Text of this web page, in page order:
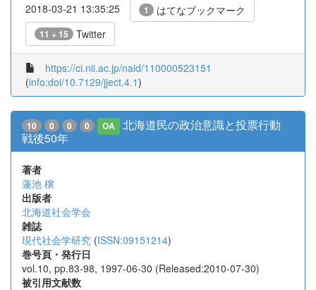
2018-03-21 13:35:25 1 はてなブックマーク
11 + 15 Twitter
https://ci.nii.ac.jp/naid/110000523151
(info:doi/10.7129/jject.4.1)
10 0 0 0 OA
北海道民の政治意識と投票行動
戦後50年
著者
蓮池 穣
出版者
北海道社会学会
雑誌
現代社会学研究 (ISSN:09151214)
巻号頁・発行日
vol.10, pp.83-98, 1997-06-30 (Released:2010-07-30)
被引用文献数